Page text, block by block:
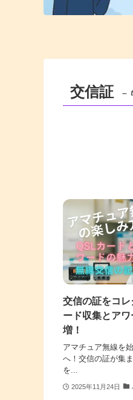
交信証 –
交信の証をコ
ード収集とア
増！
アマチュア無線を
へ！交信の証が集
を...
2025年11月24日